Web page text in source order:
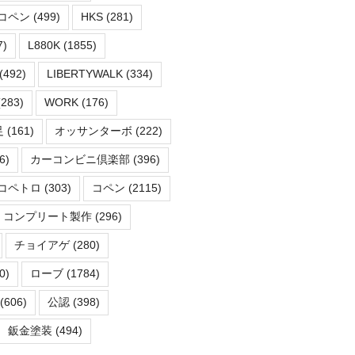
ペン (499) HKS(281)
L880K(1855)
LIBERTYWALK(334)
WORK(176)
(161) オッサンターボ (222)
カーコンビニ倶楽部(396)
ペトロ (303) コペン (2115)
コンプリート製作(296)
チョイアゲ(280)
ローブ(1784)
公認(398)
鈑金塗装 (494)